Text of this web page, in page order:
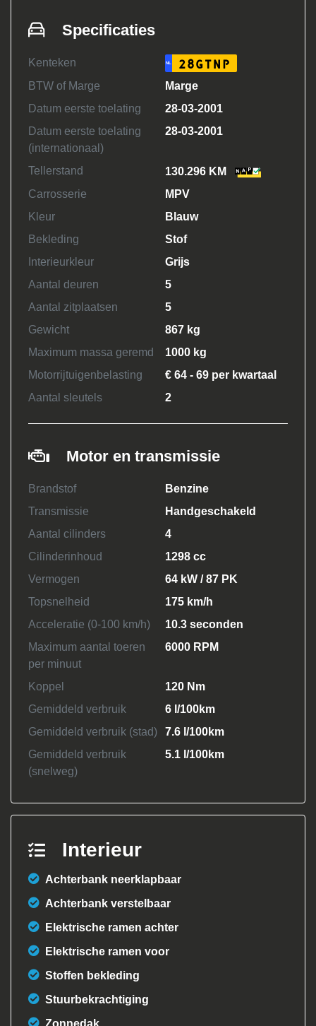
Specificaties
Kenteken NL 28GTNP
BTW of Marge
Marge
Datum eerste toelating
28-03-2001
Datum eerste toelating
(internationaal)
28-03-2001
Tellerstand
130.296 KM
Carrosserie
MPV
Kleur
Blauw
Bekleding
Stof
Interieurkleur
Grijs
Aantal deuren
5
Aantal zitplaatsen
5
Gewicht
867 kg
Maximum massa geremd
1000 kg
Motorrijtuigenbelasting
€ 64 - 69 per kwartaal
Aantal sleutels
2
Motor en transmissie
Brandstof
Benzine
Transmissie
Handgeschakeld
Aantal cilinders
4
Cilinderinhoud
1298 cc
Vermogen
64 kW / 87 PK
Topsnelheid
175 km/h
Acceleratie (0-100 km/h)
10.3 seconden
Maximum aantal toeren
per minuut
6000 RPM
Koppel
120 Nm
Gemiddeld verbruik
6 l/100km
Gemiddeld verbruik (stad)
7.6 l/100km
Gemiddeld verbruik
(snelweg)
5.1 l/100km
Interieur
Achterbank neerklapbaar
Achterbank verstelbaar
Elektrische ramen achter
Elektrische ramen voor
Stoffen bekleding
Stuurbekrachtiging
Zonnedak